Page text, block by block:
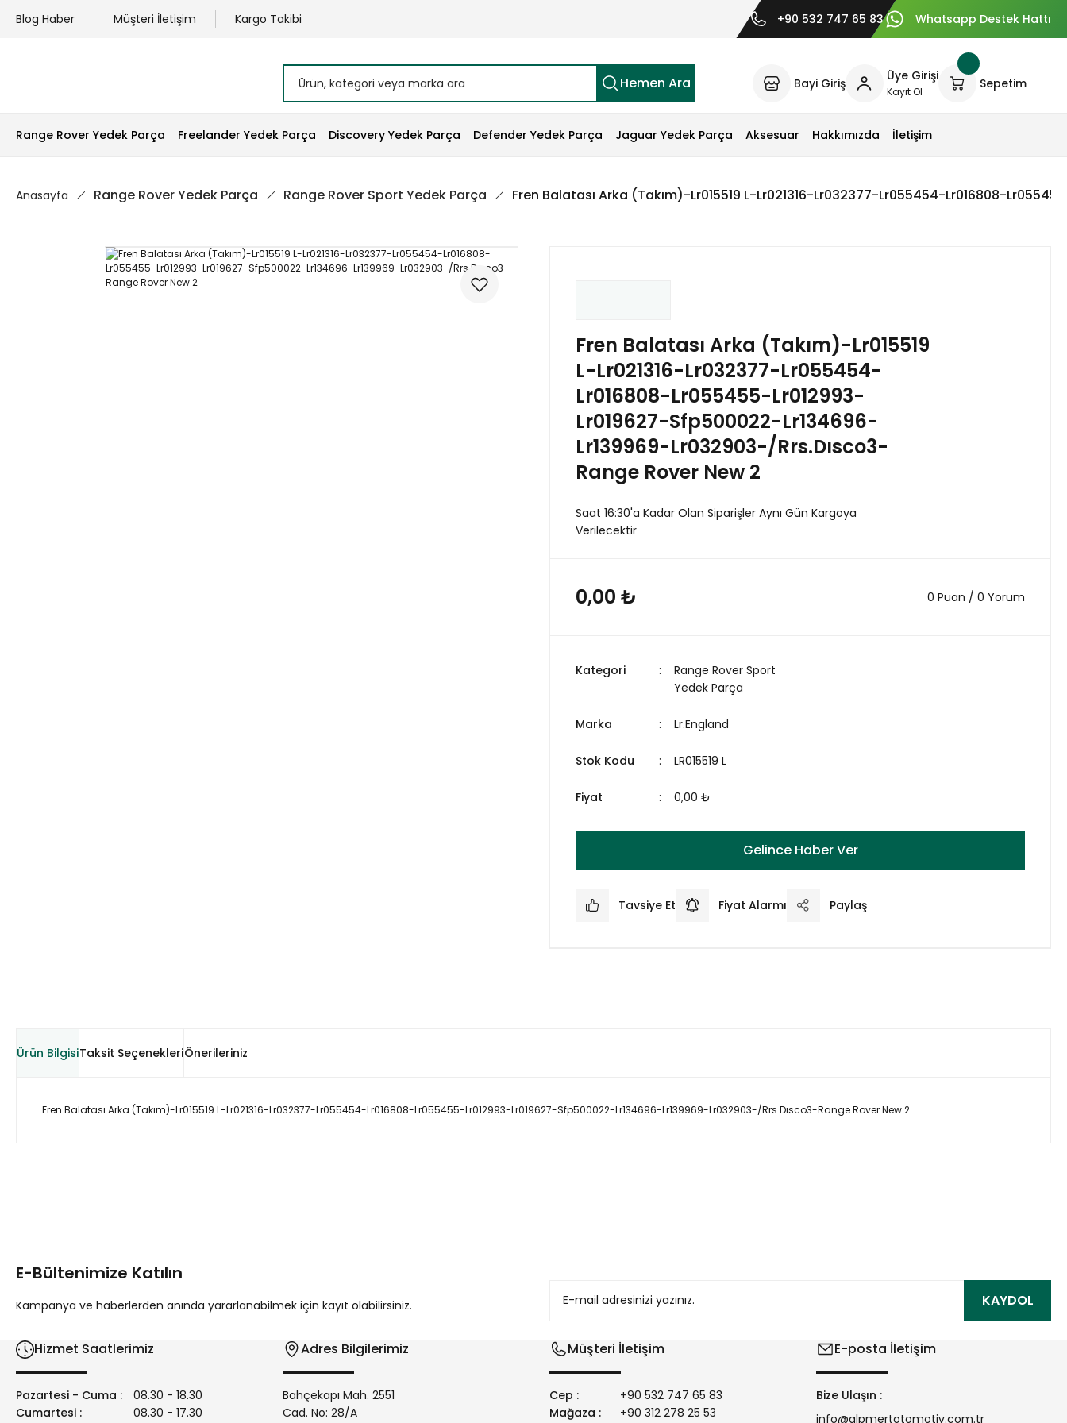
Blog Haber Müşteri İletişim Kargo Takibi +90 532 747 65 83 Whatsapp Destek Hattı
Hemen Ara Bayi Giriş Üye Girişi
Kayıt Ol
Sepetim
Range Rover Yedek Parça Freelander Yedek Parça Discovery Yedek Parça Defender Yedek Parça Jaguar Yedek Parça Aksesuar Hakkımızda İletişim
Anasayfa Range Rover Yedek Parça Range Rover Sport Yedek Parça Fren Balatası Arka (Takım)-Lr015519 L-Lr021316-Lr032377-Lr055454-Lr016808-
Fren Balatası Arka (Takım)-Lr015519
L-Lr021316-Lr032377-Lr055454-
Lr016808-Lr055455-Lr012993-
Lr019627-Sfp500022-Lr134696-
Lr139969-Lr032903-/Rrs.Dısco3-
Range Rover New 2
Saat 16:30'a Kadar Olan Siparişler Aynı Gün Kargoya
Verilecektir
0,00 ₺ 0 Puan / 0 Yorum
Kategori
Range Rover Sport
Yedek Parça
Marka Lr.England
Stok Kodu LR015519 L
Fiyat 0,00 ₺
Gelince Haber Ver
Tavsiye Et Fiyat Alarmı Paylaş
Ürün BilgisiTaksit SeçenekleriÖnerileriniz
Fren Balatası Arka (Takım)-Lr015519 L-Lr021316-Lr032377-Lr055454-Lr016808-Lr055455-Lr012993-Lr019627-Sfp500022-Lr134696-Lr139969-Lr032903-/Rrs.Dısco3-Range Rover New 2
Ürün bilgilerinde hatalar bulunuyor.
E-Bültenimize Katılın
Kampanya ve haberlerden anında yararlanabilmek için kayıt olabilirsiniz. KAYDOL
Hizmet Saatlerimiz
Pazartesi - Cuma :
08.30 - 18.30
Cumartesi :
08.30 - 17.30
Adres Bilgilerimiz
Bahçekapı Mah. 2551
Cad. No: 28/A
Müşteri İletişim
Cep :
+90 532 747 65 83
Mağaza :
+90 312 278 25 53
E-posta İletişim
Bize Ulaşın :
info@alpmertotomotiv.com.tr